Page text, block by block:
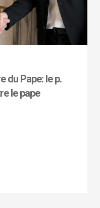
du Pape: le p.
le pape